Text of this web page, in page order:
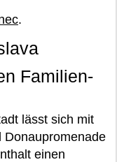
.
Familien-
lässt sich mit
Donaupromenade
einen